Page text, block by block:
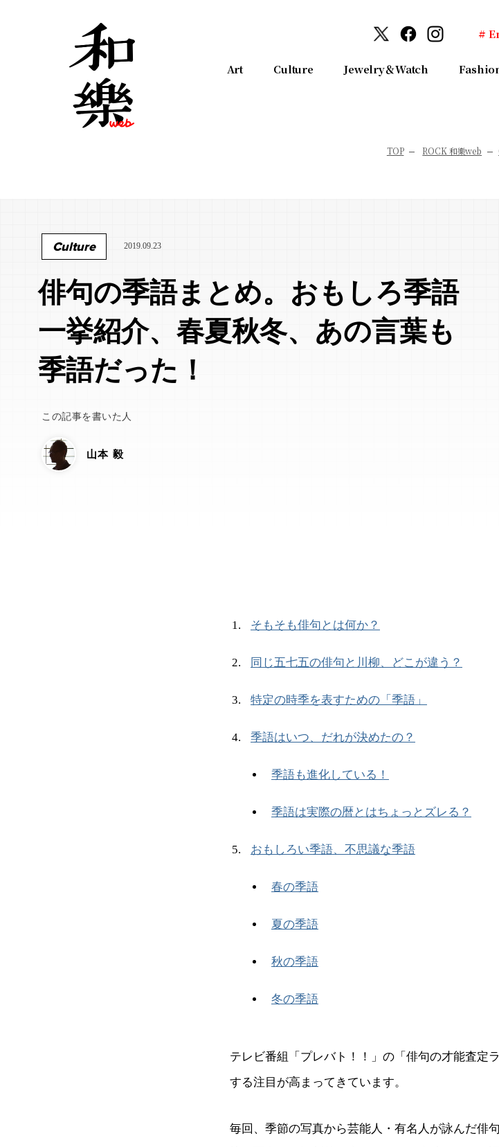
#
Art Culture Jewelry＆Watch
TOP ROCK 和樂web
Culture 2019.09.23
俳句の季語まとめ。おもしろ季語
一挙紹介、春夏秋冬、あの言葉も
季語だった！
この記事を書いた人
山本 毅
そもそも俳句とは何か？
同じ五七五の俳句と川柳、どこが違う？
特定の時季を表すための「季語」
季語はいつ、だれが決めたの？
季語も進化している！
季語は実際の暦とはちょっとズレる？
おもしろい季語、不思議な季語
春の季語
夏の季語
秋の季語
冬の季語
テレビ番組「プレバト！！」の「俳句の才能査定
する注目が高まってきています。
毎回、季節の写真から芸能人・有名人が詠んだ俳